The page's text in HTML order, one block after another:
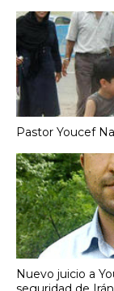
Pastor Youcef
Nuevo juicio a